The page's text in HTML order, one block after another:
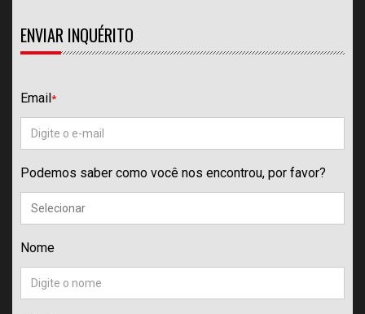
ENVIAR INQUÉRITO
Email*
Podemos saber como você nos encontrou, por favor?
Nome